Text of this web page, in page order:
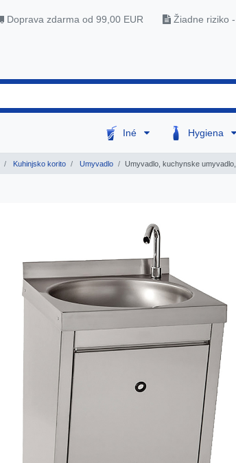
Doprava zdarma od 99,00 EUR Žiadne riziko
Iné Hygiena
Kuhinjsko korito Umyvadlo Umyvadlo, kuchynske